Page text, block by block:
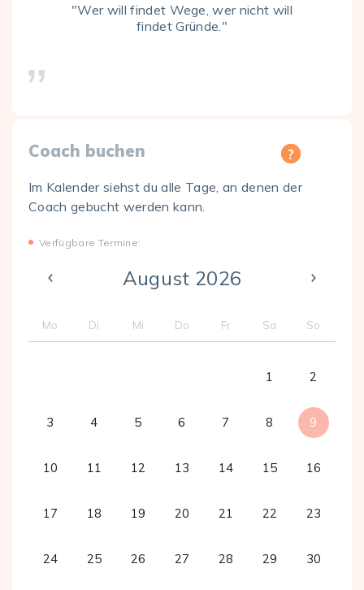
Coach buchen
Im Kalender siehst du alle Tage, an denen der
Coach gebucht werden kann.
Verfügbare Termine:
August 2026
Mo Di Mi Do Fr Sa So
1 2
3 4 5 6 7 8 9
10 11 12 13 14 15 16
17 18 19 20 21 22 23
24 25 26 27 28 29 30
"Wer will findet Wege, wer nicht will
findet Gründe."